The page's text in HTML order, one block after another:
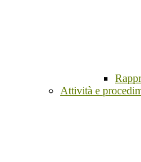
Attività e